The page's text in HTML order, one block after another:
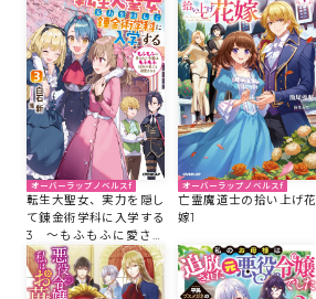
オーバーラップノベルスf
転生大聖女、実力を隠し
て錬金術学科に入学する
3 ～もふもふに愛され
た令嬢は、もふもふ以外
の者にも溺愛される～
オーバーラップノベルスf
亡霊魔道士の拾い上げ花
嫁1